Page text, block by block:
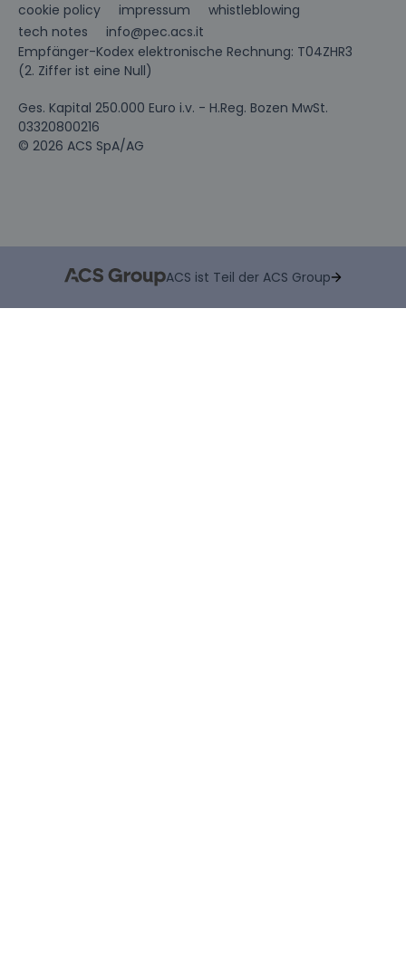
cookie policy
impressum
whistleblowing
tech notes
info@pec.acs.it
Empfänger-Kodex elektronische Rechnung: T04ZHR3
(2. Ziffer ist eine Null)
Ges. Kapital 250.000 Euro i.v. - H.Reg. Bozen MwSt.
03320800216
© 2026 ACS SpA/AG
ACS ist Teil der ACS Group